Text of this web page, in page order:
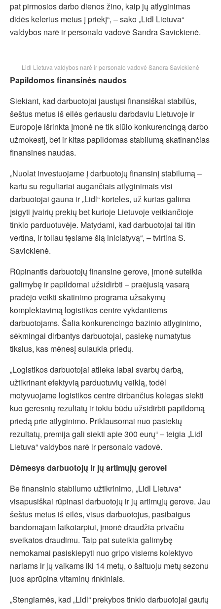
pat pirmosios darbo dienos žino, kaip jų atlyginimas
didės kelerius metus į priekį“, – sako „Lidl Lietuva“
valdybos narė ir personalo vadovė Sandra Savickienė.
Lidl Lietuva valdybos narė ir personalo vadovė Sandra Savickienė
Papildomos finansinės naudos
Siekiant, kad darbuotojai jaustųsi finansiškai stabilūs,
šeštus metus iš eilės geriausiu darbdaviu Lietuvoje ir
Europoje išrinkta įmonė ne tik siūlo konkurencingą darbo
užmokestį, bet ir kitas papildomas stabilumą skatinančias
finansines naudas.
„Nuolat investuojame į darbuotojų finansinį stabilumą –
kartu su reguliariai augančiais atlyginimais visi
darbuotojai gauna ir „Lidl“ korteles, už kurias galima
įsigyti įvairių prekių bet kurioje Lietuvoje veikiančioje
tinklo parduotuvėje. Matydami, kad darbuotojai tai itin
vertina, ir toliau tęsiame šią iniciatyvą“, – tvirtina S.
Savickienė.
Rūpinantis darbuotojų finansine gerove, įmonė suteikia
galimybę ir papildomai užsidirbti – praėjusią vasarą
pradėjo veikti skatinimo programa užsakymų
komplektavimą logistikos centre vykdantiems
darbuotojams. Šalia konkurencingo bazinio atlyginimo,
sėkmingai dirbantys darbuotojai, pasiekę numatytus
tikslus, kas mėnesį sulaukia priedų.
„Logistikos darbuotojai atlieka labai svarbų darbą,
užtikrinant efektyvią parduotuvių veiklą, todėl
motyvuojame logistikos centre dirbančius kolegas siekti
kuo geresnių rezultatų ir tokiu būdu užsidirbti papildomą
priedą prie atlyginimo. Priklausomai nuo pasiektų
rezultatų, premija gali siekti apie 300 eurų“ – teigia „Lidl
Lietuva“ valdybos narė ir personalo vadovė.
Dėmesys darbuotojų ir jų artimųjų gerovei
Be finansinio stabilumo užtikrinimo, „Lidl Lietuva“
visapusiškai rūpinasi darbuotojų ir jų artimųjų gerove. Jau
šeštus metus iš eilės, visus darbuotojus, pasibaigus
bandomajam laikotarpiui, įmonė draudžia privačiu
sveikatos draudimu. Taip pat suteikia galimybę
nemokamai pasiskiepyti nuo gripo visiems kolektyvo
nariams ir jų vaikams iki 14 metų, o šaltuoju metų sezonu
juos aprūpina vitaminų rinkiniais.
„Stengiamės, kad „Lidl“ prekybos tinklo darbuotojai gautų